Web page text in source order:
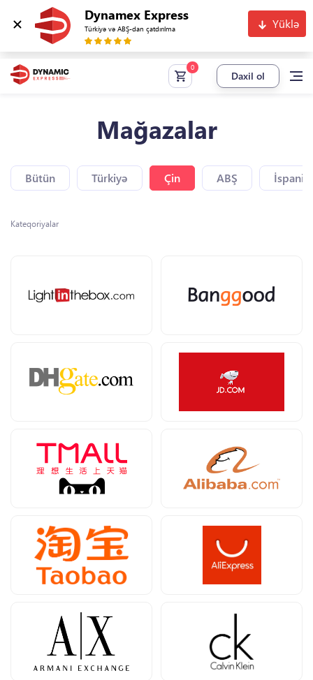
Dynamex Express
Türkiyə və ABŞ-dan çatdırılma Yüklə
Daxil ol
Mağazalar
Bütün Türkiyə Çin ABŞ
Kateqoriyalar